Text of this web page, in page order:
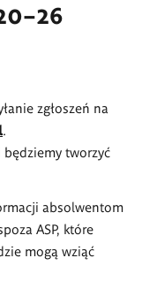
zgłoszeń na
.
tworzyć
absolwentom
ASP, które
mogą wziąć